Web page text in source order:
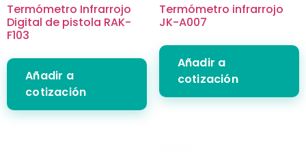
Termómetro Infrarrojo
Digital de pistola RAK-
F103
Añadir a
cotización
Termómetro infrarrojo
JK-A007
Añadir a
cotización